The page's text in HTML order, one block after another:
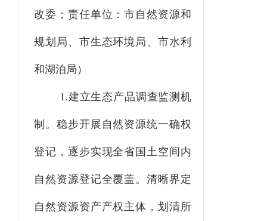
改委；责任单位：市自然资源和
规划局、市生态环境局、市水利
和湖泊局）
1.建立生态产品调查监测机
制 。 稳步开展自然资源统一确权
登记，逐步实现全省国土空间内
自然资源登记全覆盖。清晰界定
自然资源资产产权主体，划清所